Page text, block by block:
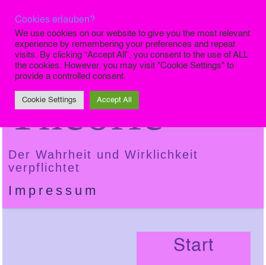
Die Finale
Theorie
Der Wahrheit und Wirklichkeit
verpflichtet
Impressum
Start
Cookies erlauben?
We use cookies on our website to give you the most relevant
experience by remembering your preferences and repeat
visits. By clicking “Accept All”, you consent to the use of ALL
the cookies. However, you may visit "Cookie Settings" to
provide a controlled consent.
Cookie Settings Accept All